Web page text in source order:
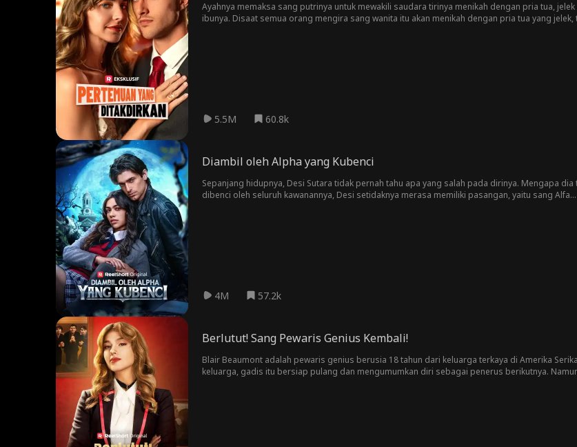
Ayahnya memaksa sang putrinya untuk mewakili saudara tirinya menikah dengan pria tua,
ibunya. Disaat semua orang mengira sang wanita itu akan menikah dengan pria tua yang
5.5M 60.8k
Diambil oleh Alpha yang Kubenci
Sepanjang hidupnya, Desi Sutara tidak pernah tahu apa yang salah pada dirinya. Mengapa
dibenci oleh seluruh kawanannya, Desi setidaknya merasa memiliki pasangan, yaitu sang
4M 57.2k
Berlutut! Sang Pewaris Genius Kembali!
Blair Beaumont adalah pewaris genius berusia 18 tahun dari keluarga terkaya di Amerika
keluarga, gadis itu bersiap pulang dan mengumumkan diri sebagai penerus berikutnya.